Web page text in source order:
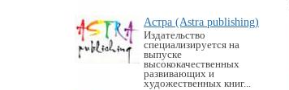
Астра (Astra publishing)
Издательство
специализируется на
выпуске
высококачественных
развивающих и
художественных книг...